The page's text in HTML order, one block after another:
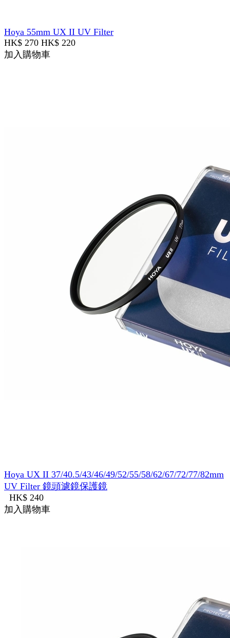
Hoya 55mm UX II UV Filter
HK$ 270 HK$ 220
加入購物車
Hoya UX II 37/40.5/43/46/49/52/55/58/62/67/72/77/82mm
UV Filter 鏡頭濾鏡保護鏡
HK$ 240
加入購物車